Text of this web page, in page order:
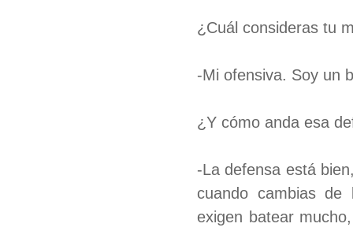
¿Cuál consideras tu
-Mi ofensiva. Soy un
¿Y cómo anda esa
-La defensa está
cuando cambias
exigen batear